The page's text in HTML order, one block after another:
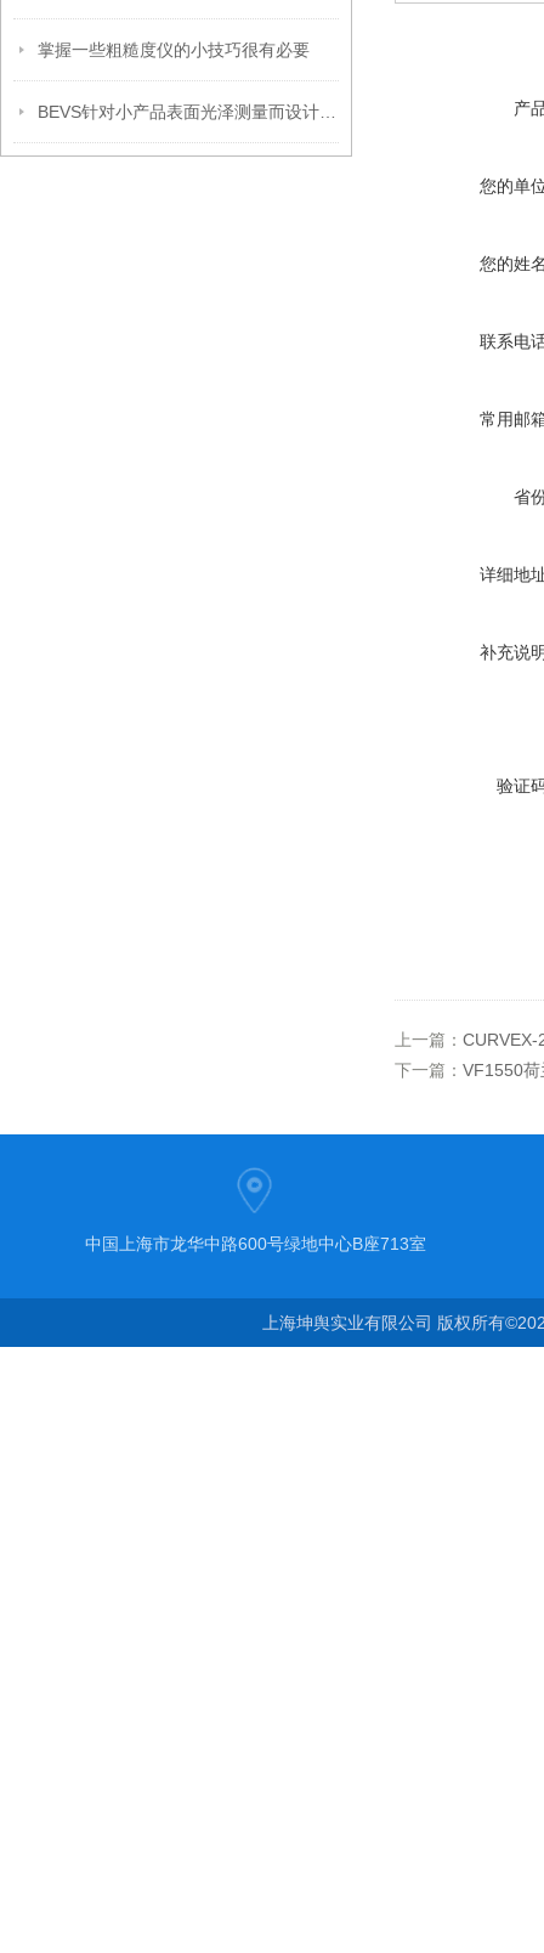
掌握一些粗糙度仪的小技巧很有必要
产
您的单
您的姓
联系电
常用邮
省
详细地
补充说
验证
上一篇： CURVEX-
下一篇： VF1550
中国上海市龙华中路600号绿地中心B座713室
上海坤舆实业有限公司 版权所有